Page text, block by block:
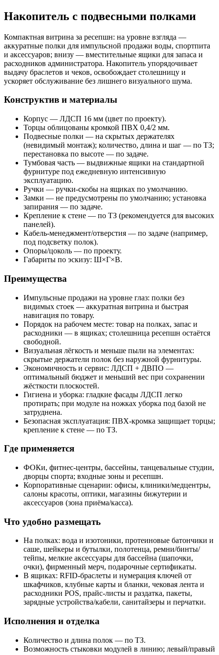
Накопитель с подвесными полками
Компактная витрина за ресепшн: на уровне взгляда —
аккуратные полки для импульсной продажи воды, спортпита
и аксессуаров; внизу — вместительные ящики для запаса и
расходников администратора. Накопитель упорядочивает
выдачу браслетов и чеков, освобождает столешницу и
ускоряет обслуживание без лишнего визуального шума.
Конструктив и материалы
Корпус — ЛДСП 16 мм (цвет по проекту).
Торцы облицованы кромкой ПВХ 0,4/2 мм.
Подвесные полки — на скрытых держателях
(невидимый монтаж); количество, длина и шаг — по ТЗ;
перестановка по высоте — по задаче.
Тумбовая часть — выдвижные ящики на стандартной
фурнитуре под ежедневную интенсивную
эксплуатацию.
Ручки — ручки-скобы на ящиках по умолчанию.
Замки — не предусмотрены по умолчанию; установка
запирания — по задаче.
Крепление к стене — по ТЗ (рекомендуется для высоких
панелей).
Кабель-менеджмент/отверстия — по задаче (например,
под подсветку полок).
Опоры/цоколь — по проекту.
Габариты по эскизу: Ш×Г×В.
Преимущества
Импульсные продажи на уровне глаз: полки без
видимых стоек — аккуратная витрина и быстрая
навигация по товару.
Порядок на рабочем месте: товар на полках, запас и
расходники — в ящиках; столешница ресепшн остаётся
свободной.
Визуальная лёгкость и меньше пыли на элементах:
скрытые держатели полок без наружной фурнитуры.
Экономичность и сервис: ЛДСП + ДВПО —
оптимальный бюджет и меньший вес при сохранении
жёсткости плоскостей.
Гигиена и уборка: гладкие фасады ЛДСП легко
протирать; при модуле на ножках уборка под базой не
затруднена.
Безопасная эксплуатация: ПВХ-кромка защищает торцы;
крепление к стене — по ТЗ.
Где применяется
ФОКи, фитнес-центры, бассейны, танцевальные студии,
дворцы спорта; входные зоны и ресепшн.
Корпоративные сценарии: офисы, клиники/медцентры,
салоны красоты, оптики, магазины бижутерии и
аксессуаров (зона приёма/касса).
Что удобно размещать
На полках: вода и изотоники, протеиновые батончики и
саше, шейкеры и бутылки, полотенца, ремни/бинты/
тейпы, мелкие аксессуары для бассейна (шапочки,
очки), фирменный мерч, подарочные сертификаты.
В ящиках: RFID-браслеты и нумерация ключей от
шкафчиков, клубные карты и бланки, чековая лента и
расходники POS, прайс-листы и раздатка, пакеты,
зарядные устройства/кабели, санитайзеры и перчатки.
Исполнения и отделка
Количество и длина полок — по ТЗ.
Возможность стыковки модулей в линию; левый/правый